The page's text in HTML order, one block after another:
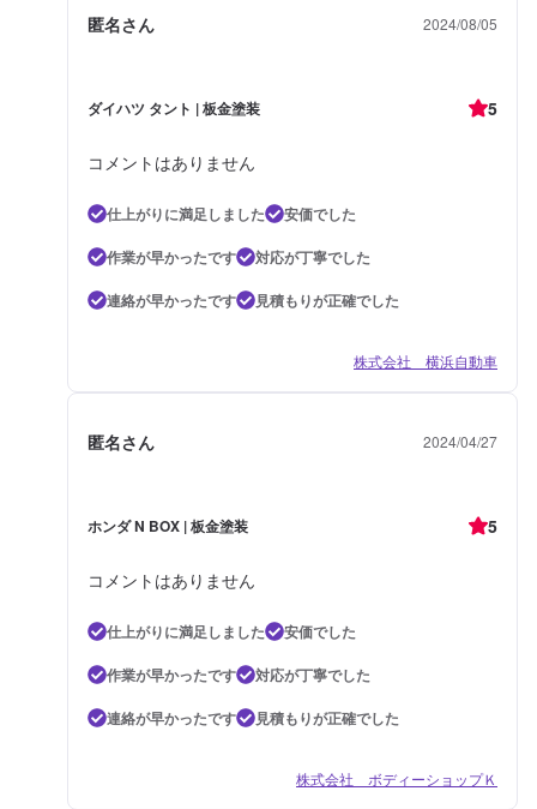
匿名さん 2024/08/05
ダイハツ タント | 板金塗装 5
コメントはありません
仕上がりに満足しました
安価でした
作業が早かったです
対応が丁寧でした
連絡が早かったです
見積もりが正確でした
株式会社 横浜自動車
匿名さん 2024/04/27
ホンダ N BOX | 板金塗装 5
コメントはありません
仕上がりに満足しました
安価でした
作業が早かったです
対応が丁寧でした
連絡が早かったです
見積もりが正確でした
株式会社 ボディーショップＫ